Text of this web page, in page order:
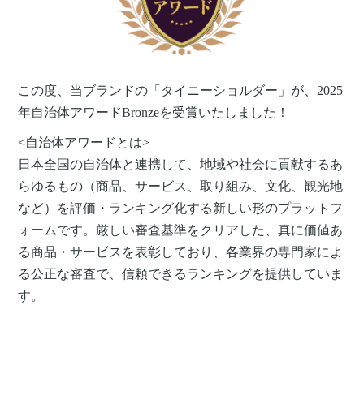
この度、当ブランドの「タイニーショルダー」が、2025
年自治体アワードBronzeを受賞いたしました！
<自治体アワードとは>
日本全国の自治体と連携して、地域や社会に貢献するあ
らゆるもの（商品、サービス、取り組み、文化、観光地
など）を評価・ランキング化する新しい形のプラットフ
ォームです。厳しい​審査基準を​クリアした、真に​価値あ
る​商品・サービスを​表彰しており、各業界の​専門家に​よ
る​公正な​審査で、信頼できるランキングを​提供していま
す。